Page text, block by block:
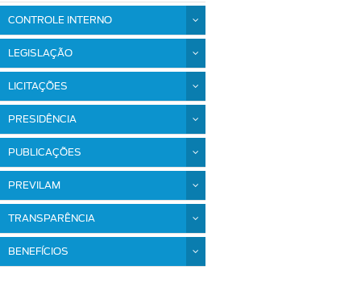
CONTROLE INTERNO
LEGISLAÇÃO
LICITAÇÕES
PRESIDÊNCIA
PUBLICAÇÕES
PREVILAM
TRANSPARÊNCIA
BENEFÍCIOS